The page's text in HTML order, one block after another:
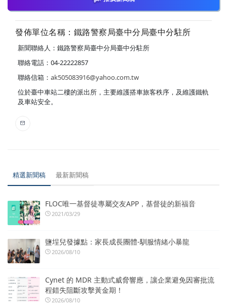
發佈單位名稱：鐵路警察局臺中分局臺中分駐所
新聞聯絡人：鐵路警察局臺中分局臺中分駐所
聯絡電話：04-22222857
聯絡信箱： ak505083916@yahoo.com.tw
位於臺中車站二樓的派出所，主要維護搭車旅客秩序，及維護鐵軌
及車站安全。
精選新聞稿 最新新聞稿
FLOC唯一基督徒專屬交友APP，基督徒的新福音
2021/03/29
鹽埕兒發據點：家長成長團體-馴服情緒小暴龍
2026/08/10
Cynet 的 MDR 主動式威脅響應，讓企業避免因審批流
程錯失阻斷攻擊黃金期！
2026/08/10